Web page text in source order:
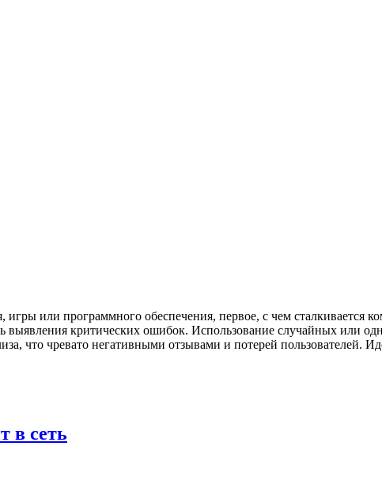
игры или программного обеспечения, первое, с чем сталкивается
выявления критических ошибок. Использование случайных или
что чревато негативными отзывами и потерей
в сеть